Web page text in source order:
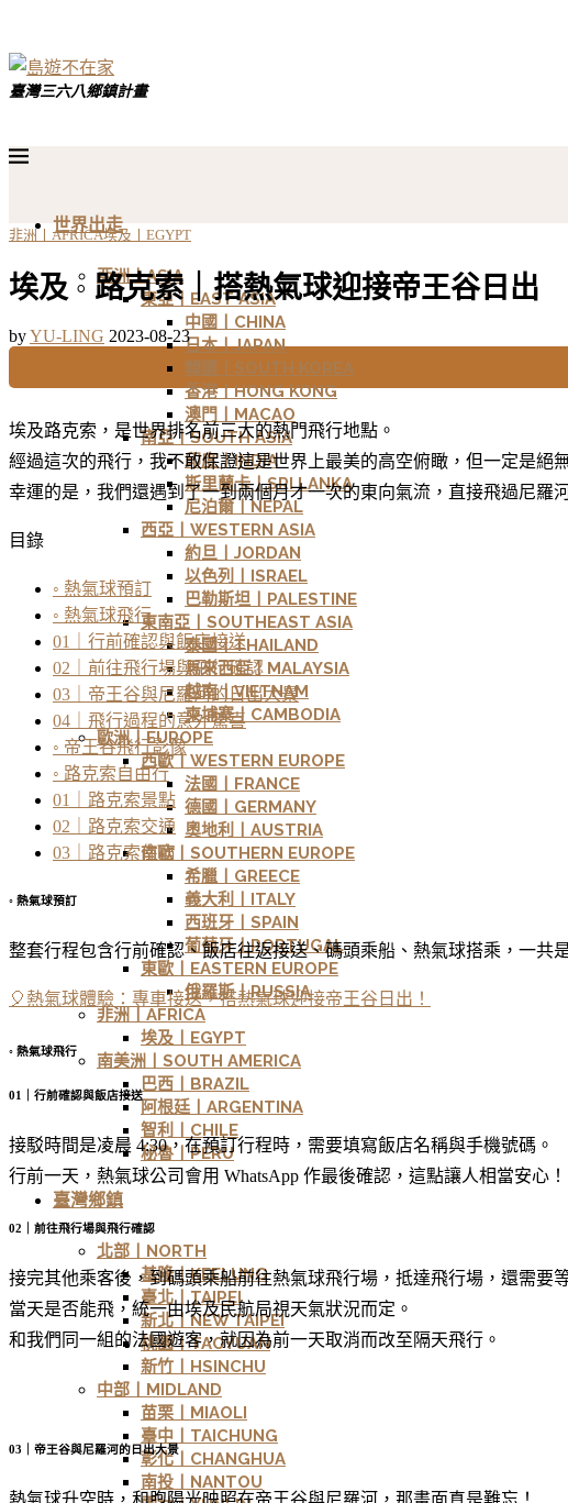
臺灣三六八鄉鎮計畫
世界出走
亞洲丨ASIA
東亞丨EAST ASIA
中國丨CHINA
日本丨JAPAN
韓國丨SOUTH KOREA
香港丨HONG KONG
澳門丨MACAO
南亞丨SOUTH ASIA
印度丨INDIA
斯里蘭卡丨SRI LANKA
尼泊爾丨NEPAL
西亞丨WESTERN ASIA
約旦丨JORDAN
以色列丨ISRAEL
巴勒斯坦丨PALESTINE
東南亞丨SOUTHEAST ASIA
泰國丨THAILAND
馬來西亞丨MALAYSIA
越南丨VIETNAM
柬埔寨丨CAMBODIA
歐洲丨EUROPE
西歐丨WESTERN EUROPE
法國丨FRANCE
德國丨GERMANY
奧地利丨AUSTRIA
南歐丨SOUTHERN EUROPE
希臘丨GREECE
義大利丨ITALY
西班牙丨SPAIN
葡萄牙丨PORTUGAL
東歐丨EASTERN EUROPE
俄羅斯丨RUSSIA
非洲丨AFRICA
埃及丨EGYPT
南美洲丨SOUTH AMERICA
巴西丨BRAZIL
阿根廷丨ARGENTINA
智利丨CHILE
秘魯丨PERU
臺灣鄉鎮
北部丨NORTH
基隆丨KEELUNG
臺北丨TAIPEI
新北丨NEW TAIPEI
桃園丨TAOYUAN
新竹丨HSINCHU
中部丨MIDLAND
苗栗丨MIAOLI
臺中丨TAICHUNG
彰化丨CHANGHUA
南投丨NANTOU
非洲丨AFRICA埃及丨EGYPT
埃及 ◦ 路克索｜搭熱氣球迎接帝王谷日出
byYU-LING 2023-08-23
埃及路克索，是世界排名前三大的熱門飛行地點。
經過這次的飛行，我不敢保證這是世界上最美的高空俯瞰，但一定是絕
幸運的是，我們還遇到了一到兩個月才一次的東向氣流，直接飛過尼羅
目錄
◦ 熱氣球預訂
◦ 熱氣球飛行
01｜行前確認與飯店接送
02｜前往飛行場與飛行確認
03｜帝王谷與尼羅河的日出大景
04｜飛行過程的意外驚喜
◦ 帝王谷飛行影像
◦ 路克索自由行
01｜路克索景點
02｜路克索交通
03｜路克索住宿
◦ 熱氣球預訂
整套行程包含行前確認、飯店往返接送、碼頭乘船、熱氣球搭乘，一共是
🎈熱氣球體驗：專車接送，搭熱氣球迎接帝王谷日出！
◦ 熱氣球飛行
01｜行前確認與飯店接送
接駁時間是凌晨 4:30，在預訂行程時，需要填寫飯店名稱與手機號碼。
行前一天，熱氣球公司會用 WhatsApp 作最後確認，這點讓人相當安心！
02｜前往飛行場與飛行確認
接完其他乘客後，到碼頭乘船前往熱氣球飛行場，抵達飛行場，還需要
當天是否能飛，統一由埃及民航局視天氣狀況而定。
和我們同一組的法國遊客，就因為前一天取消而改至隔天飛行。
03｜帝王谷與尼羅河的日出大景
熱氣球升空時，和煦陽光映照在帝王谷與尼羅河，那畫面真是難忘！